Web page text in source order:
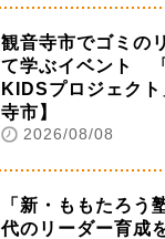
観音寺市でゴミの
て学ぶイベント
KIDSプロジェク
寺市】
2026/08/08
「新・ももたろ
代のリーダー育成